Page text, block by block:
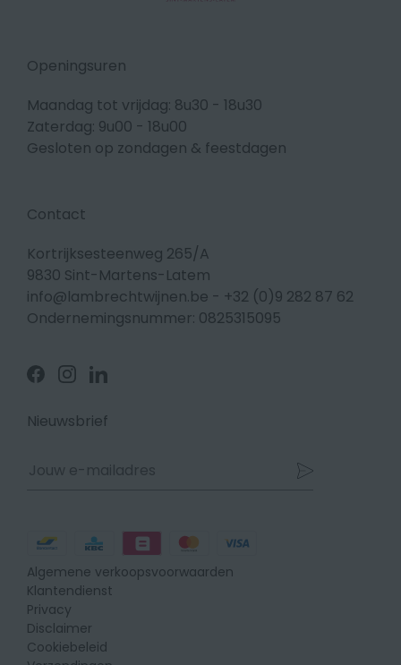
Openingsuren
Maandag tot vrijdag: 8u30 - 18u30
Zaterdag: 9u00 - 18u00
Gesloten op zondagen & feestdagen
Contact
Kortrijksesteenweg 265/A
9830 Sint-Martens-Latem
info@lambrechtwijnen.be - +32 (0)9 282 87 62
Ondernemingsnummer: 0825315095
Volg
ons
Facebook
Volg
ons
Instagram
Volg
ons
Linkedin
Nieuwsbrief
Betaalmethodes
Algemene verkoopsvoorwaarden
Klantendienst
Privacy
Disclaimer
Cookiebeleid